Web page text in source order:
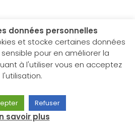
Tous droits réservés.
- Conçu par
données personnelles
et stocke certaines données
pour en améliorer la
à l'utiliser vous en acceptez
l'utilisation.
Refuser
savoir plus